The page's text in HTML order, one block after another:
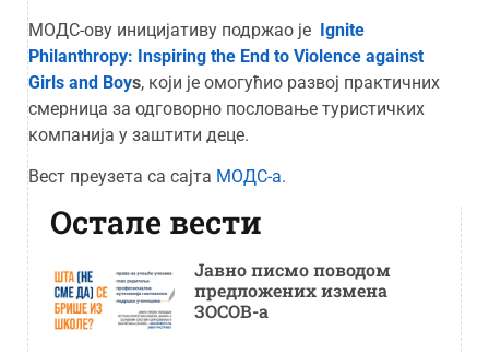
МОДС-ову иницијативу подржао је Ignite
Philanthropy: Inspiring the End to Violence against
Girls and Boys, који је омогућио развој практичних
смерница за одговорно пословање туристичких
компанија у заштити деце.
Вест преузета са сајта МОДС-а.
Остале вести
Јавно писмо поводом
предложених измена
ЗОСОВ-а